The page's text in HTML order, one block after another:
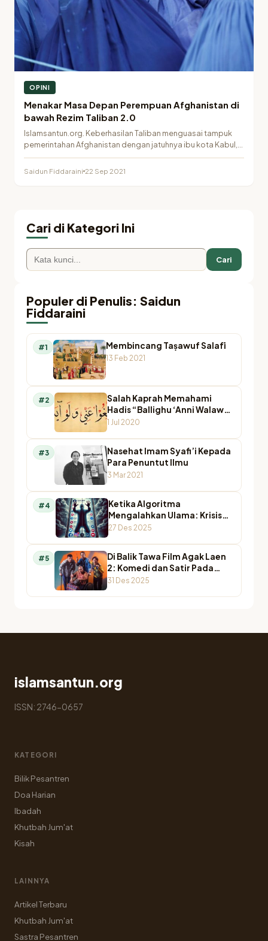
OPINI
Menakar Masa Depan Perempuan Afghanistan di
bawah Rezim Taliban 2.0
Islamsantun.org. Keberhasilan Taliban menguasai tampuk
pemerintahan Afghanistan dengan jatuhnya ibu kota Kabul,
menuai kekhawatiran dari pelbagai…
Saidun Fiddaraini 22 Sep 2021
Cari di Kategori Ini
Cari
Populer di Penulis: Saidun
Fiddaraini
#1 Membincang Taṣawuf Salafī
13 Feb 2021
#2
Salah Kaprah Memahami
Hadis “Ballighu ‘Anni Walaw
Ayah”
1 Jul 2020
#3
Nasehat Imam Syafi’i Kepada
Para Penuntut Ilmu
3 Mar 2021
#4
Ketika Algoritma
Mengalahkan Ulama: Krisis
Otoritas Keagamaan di
27 Des 2025
#5
Di Balik Tawa Film Agak Laen
2: Komedi dan Satir Pada
Agamawan
31 Des 2025
islamsantun.org
ISSN: 2746-0657
KATEGORI
Bilik Pesantren
Doa Harian
Ibadah
Khutbah Jum'at
Kisah
LAINNYA
Artikel Terbaru
Khutbah Jum'at
Sastra Pesantren